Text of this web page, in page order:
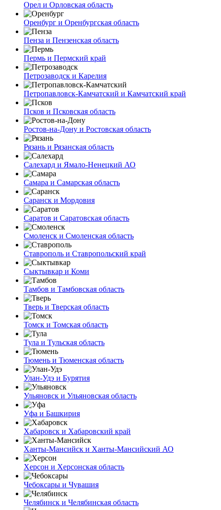
Орел и Орловская область
Оренбург и Оренбургская область
Пенза и Пензенская область
Пермь и Пермский край
Петрозаводск и Карелия
Петропавловск-Камчатский и Камчатский край
Псков и Псковская область
Ростов-на-Дону и Ростовская область
Рязань и Рязанская область
Салехард и Ямало-Ненецкий АО
Самара и Самарская область
Саранск и Мордовия
Саратов и Саратовская область
Смоленск и Смоленская область
Ставрополь и Ставропольский край
Сыктывкар и Коми
Тамбов и Тамбовская область
Тверь и Тверская область
Томск и Томская область
Тула и Тульская область
Тюмень и Тюменская область
Улан-Удэ и Бурятия
Ульяновск и Ульяновская область
Уфа и Башкирия
Хабаровск и Хабаровский край
Ханты-Мансийск и Ханты-Мансийский АО
Херсон и Херсонская область
Чебоксары и Чувашия
Челябинск и Челябинская область